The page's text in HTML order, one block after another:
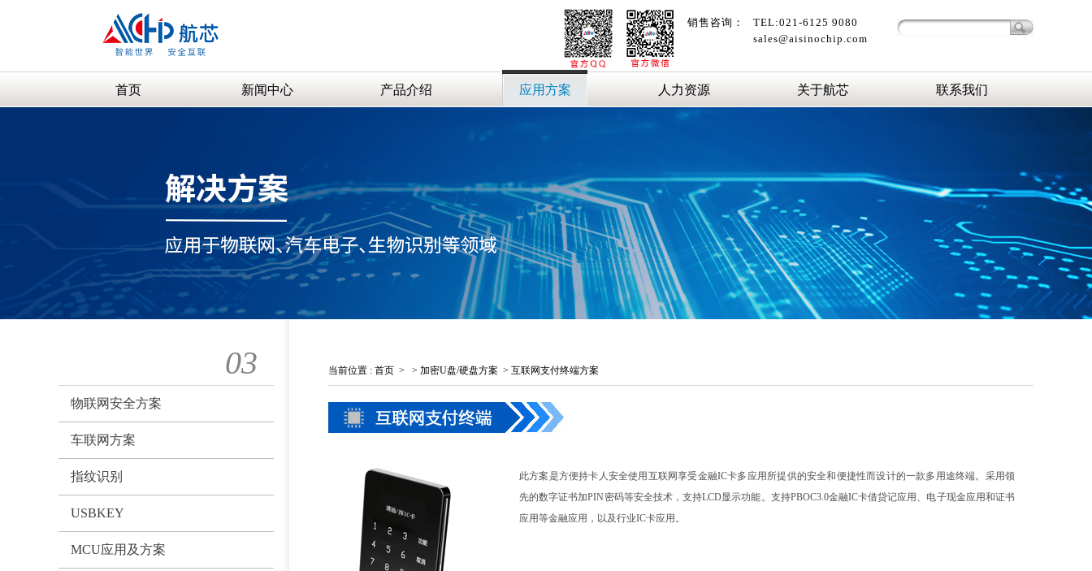
销售咨询：
TEL:021-6125 9080
sales@aisinochip.com
首页 新闻中心 产品介绍 应用方案 人力资源 关于航芯 联系我们
03
物联网安全方案
车联网方案
指纹识别
USBKEY
MCU应用及方案
当前位置 : 首页 > > 加密U盘/硬盘方案 > 互联网支付终端方案
此方案是方便持卡人安全使用互联网享受金融IC卡多应用所提供的安全和便捷性而设计的一款多用途终端。采用领
先的数字证书加PIN密码等安全技术，支持LCD显示功能。支持PBOC3.0金融IC卡借贷记应用、电子现金应用和证书
应用等金融应用，以及行业IC卡应用。